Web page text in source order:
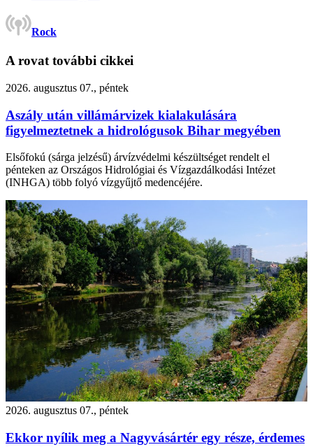
Rock
A rovat további cikkei
2026. augusztus 07., péntek
Aszály után villámárvizek kialakulására
figyelmeztetnek a hidrológusok Bihar megyében
Elsőfokú (sárga jelzésű) árvízvédelmi készültséget rendelt el
pénteken az Országos Hidrológiai és Vízgazdálkodási Intézet
(INHGA) több folyó vízgyűjtő medencéjére.
2026. augusztus 07., péntek
Ekkor nyílik meg a Nagyvásártér egy része, érdemes